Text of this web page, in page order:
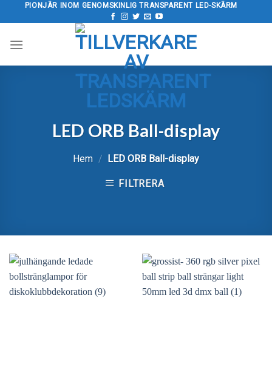
Hoppa
till
PIONJÄR INOM GENOMSKINLIG TRANSPARENT LED-SKÄRM
LED ORB Ball-display
Hem / LED ORB Ball-display
FILTRERA